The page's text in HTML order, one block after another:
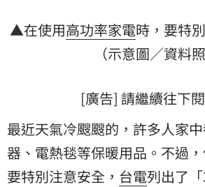
▲在使用高功率家電時，要特
（示意圖／資料照
[廣告] 請繼續往下
最近天氣冷颼颼的，許多人家
器、電熱毯等保暖用品。不過
要特別注意安全， 台電列出了